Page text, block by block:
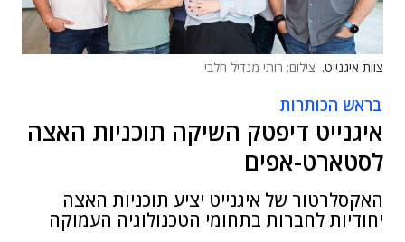
צוות איגנייט. צילום: רותי מנדיל חלבי
בראש הכותרות
איגנייט דיפטק השיקה תוכניות האצה
לסטארט-אפים
האקסלרטור של איגנייט יציע תוכניות האצה
יחודיות לחברות בתחומי הטכנולוגיה העמוקה